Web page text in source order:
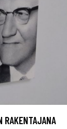
RAKENTAJANA